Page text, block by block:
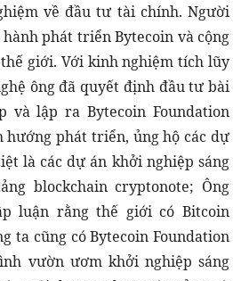
về đầu tư tài chính. Người
phát triển Bytecoin và cộng
giới. Với kinh nghiệm tích lũy
ông đã quyết định đầu tư bài
và lập ra Bytecoin Foundation
hướng phát triển, ủng hộ các dự
là các dự án khởi nghiệp sáng
blockchain cryptonote; Ông
luận rằng thế giới có Bitcoin
ta cũng có Bytecoin Foundation
vườn ươm khởi nghiệp sáng